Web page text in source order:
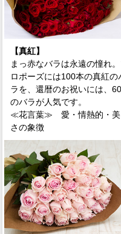
【真紅】
まっ赤なバラは永遠の憧れ
ロポーズには100本の真紅の
ラを、還暦のお祝いには、
のバラが人気です。
≪花言葉≫
愛・情熱的・美
さの象徴